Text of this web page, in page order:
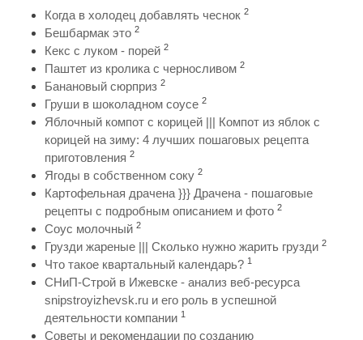
Когда в холодец добавлять чеснок 2
Бешбармак это 2
Кекс с луком - порей 2
Паштет из кролика с черносливом 2
Банановый сюрприз 2
Груши в шоколадном соусе 2
Яблочный компот с корицей ||| Компот из яблок с
корицей на зиму: 4 лучших пошаговых рецепта
приготовления 2
Ягоды в собственном соку 2
Картофельная драчена }}} Драчена - пошаговые
рецепты с подробным описанием и фото 2
Соус молочный 2
Грузди жареные ||| Сколько нужно жарить грузди 2
Что такое квартальный календарь? 1
СНиП-Строй в Ижевске - анализ веб-ресурса
snipstroyizhevsk.ru и его роль в успешной
деятельности компании 1
Советы и рекомендации по созданию